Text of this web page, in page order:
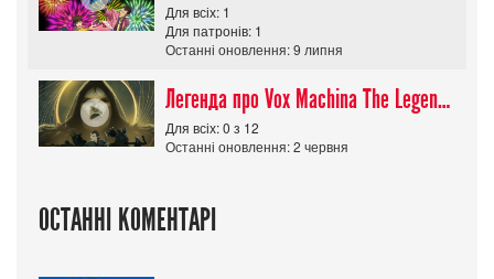
Для всіх: 1
Для патронів: 1
Останні оновлення: 9 липня
Легенда про Vox Machina The Legend of Vox Machina (Сезон 4)
Для всіх: 0 з 12
Останні оновлення: 2 червня
ОСТАННІ КОМЕНТАРІ